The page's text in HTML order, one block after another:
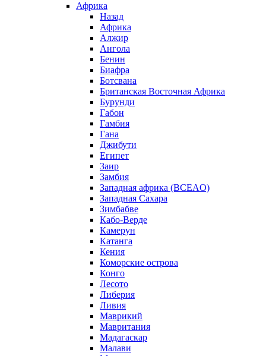
Африка
Назад
Африка
Алжир
Ангола
Бенин
Биафра
Ботсвана
Британская Восточная Африка
Бурунди
Габон
Гамбия
Гана
Джибути
Египет
Заир
Замбия
Западная африка (BCEAO)
Западная Сахара
Зимбабве
Кабо-Верде
Камерун
Катанга
Кения
Коморские острова
Конго
Лесото
Либерия
Ливия
Маврикий
Мавритания
Мадагаскар
Малави